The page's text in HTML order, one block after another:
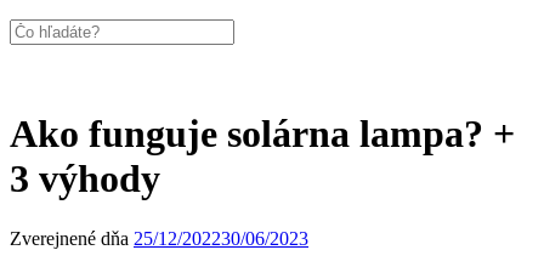
Ako funguje solárna lampa? +
3 výhody
Zverejnené dňa 25/12/202230/06/2023